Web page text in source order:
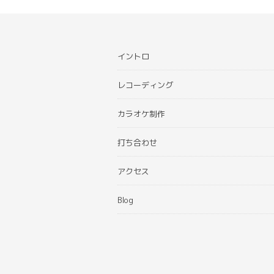
イントロ
レコーディング
カラオケ制作
打ち合わせ
アクセス
Blog